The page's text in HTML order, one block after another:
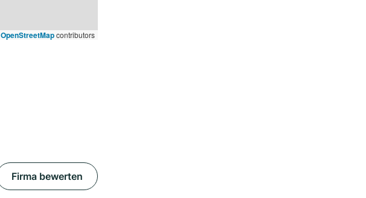
OpenStreetMapcontributors
Firma bewerten